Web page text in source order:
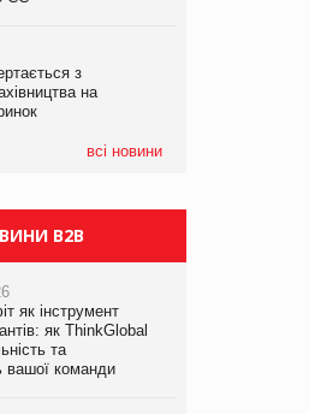
з
на
всі новини
дитячого меню:
новинки від ТМ
на
Master 2026
з
на
B2B
як інструмент
як ThinkGlobal
та
вашої команди